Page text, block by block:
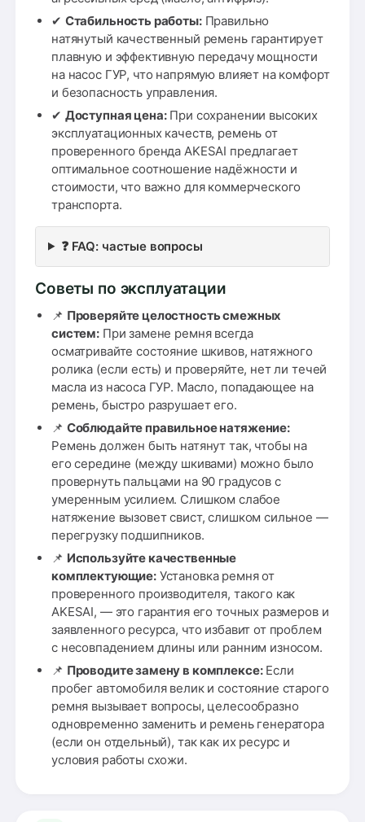
✔ Стабильность работы:Правильно
натянутый качественный ремень гарантирует
плавную и эффективную передачу мощности
на насос ГУР, что напрямую влияет на комфорт
и безопасность управления.
✔ Доступная цена:При сохранении высоких
эксплуатационных качеств, ремень от
проверенного бренда AKESAI предлагает
оптимальное соотношение надёжности и
стоимости, что важно для коммерческого
транспорта.
❓ FAQ: частые вопросы
Советы по эксплуатации
📌 Проверяйте целостность смежных
систем:При замене ремня всегда
осматривайте состояние шкивов, натяжного
ролика (если есть) и проверяйте, нет ли течей
масла из насоса ГУР. Масло, попадающее на
ремень, быстро разрушает его.
📌 Соблюдайте правильное натяжение:
Ремень должен быть натянут так, чтобы на
его середине (между шкивами) можно было
провернуть пальцами на 90 градусов с
умеренным усилием. Слишком слабое
натяжение вызовет свист, слишком сильное —
перегрузку подшипников.
📌 Используйте качественные
комплектующие:Установка ремня от
проверенного производителя, такого как
AKESAI, — это гарантия его точных размеров и
заявленного ресурса, что избавит от проблем
с несовпадением длины или ранним износом.
📌 Проводите замену в комплексе:Если
пробег автомобиля велик и состояние старого
ремня вызывает вопросы, целесообразно
одновременно заменить и ремень генератора
(если он отдельный), так как их ресурс и
условия работы схожи.